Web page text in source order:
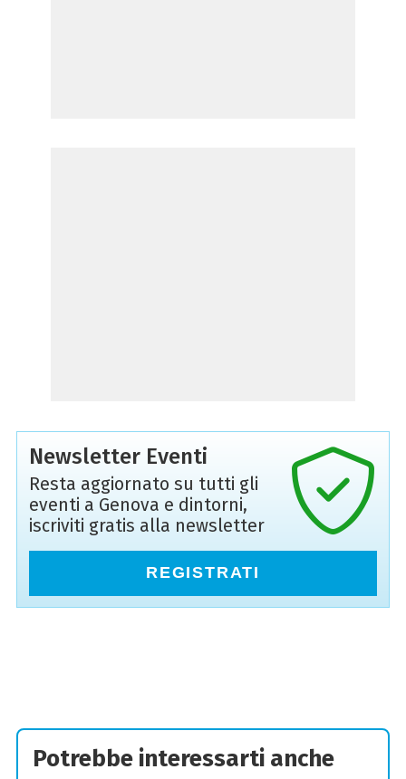
Newsletter Eventi
Resta aggiornato su tutti gli
eventi a Genova e dintorni,
iscriviti gratis alla newsletter
REGISTRATI
Potrebbe interessarti anche